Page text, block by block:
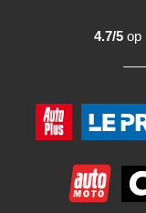
4.7/5 op